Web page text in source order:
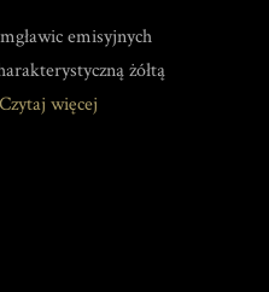
emisyjnych
żółtą
Czytaj więcej